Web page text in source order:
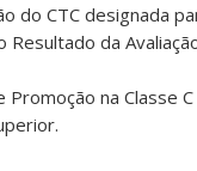
do CTC designada
Resultado da
na Classe